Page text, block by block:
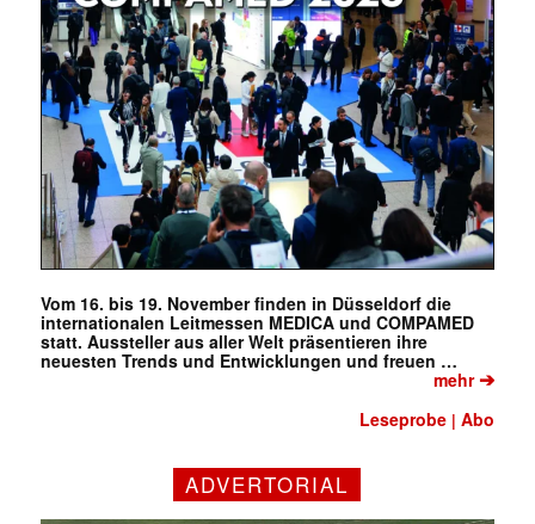
Vom 16. bis 19. November finden in Düsseldorf die
internationalen Leitmessen MEDICA und COMPAMED
statt. Aussteller aus aller Welt präsentieren ihre
neuesten Trends und Entwicklungen und freuen …
mehr➔
Leseprobe |Abo
ADVERTORIAL